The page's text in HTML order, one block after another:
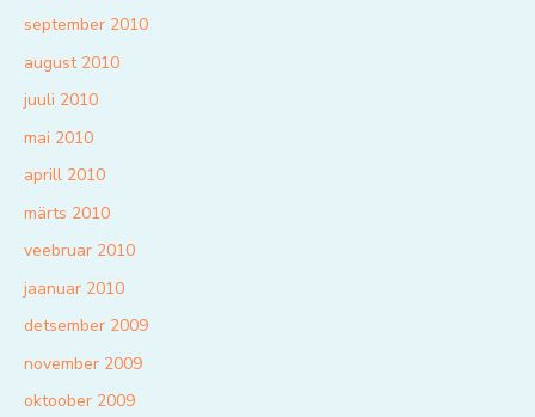
september 2010
august 2010
juuli 2010
mai 2010
aprill 2010
märts 2010
veebruar 2010
jaanuar 2010
detsember 2009
november 2009
oktoober 2009